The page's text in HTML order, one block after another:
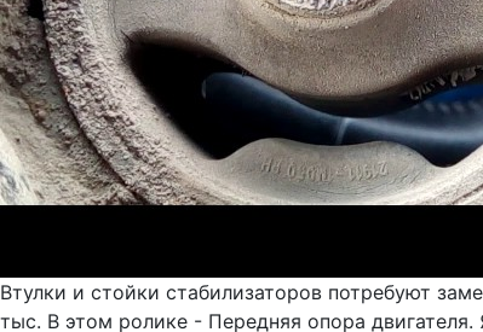
Втулки и стойки стабилизаторов потребуют
тыс. В этом ролике - Передняя опора